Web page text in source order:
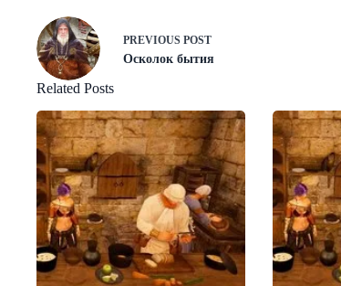
PREVIOUS POST
Осколок бытия
Related Posts